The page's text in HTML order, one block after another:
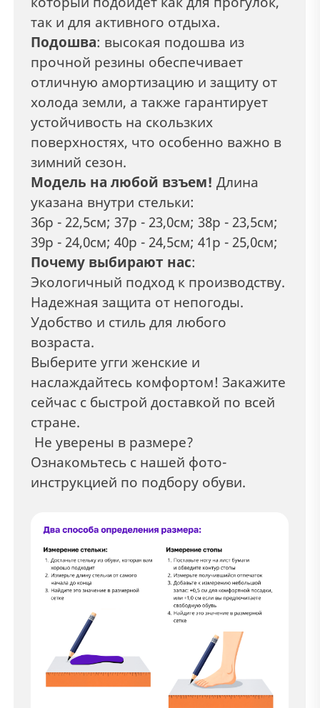
так и для активного отдыха.
Подошва: высокая подошва из
прочной резины обеспечивает
отличную амортизацию и защиту от
холода земли, а также гарантирует
устойчивость на скользких
поверхностях, что особенно важно в
зимний сезон.
Модель на любой взъем! Длина
указана внутри стельки:
36р - 22,5см; 37р - 23,0см; 38р - 23,5см;
39р - 24,0см; 40р - 24,5см; 41р - 25,0см;
Почему выбирают нас:
Экологичный подход к производству.
Надежная защита от непогоды.
Удобство и стиль для любого
возраста.
Выберите угги женские и
наслаждайтесь комфортом! Закажите
сейчас с быстрой доставкой по всей
стране.
Не уверены в размере?
Ознакомьтесь с нашей фото-
инструкцией по подбору обуви.